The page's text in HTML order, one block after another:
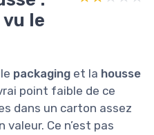
le
packaging et la housse
point faible de ce
dans un carton assez
valeur. Ce n’est pas